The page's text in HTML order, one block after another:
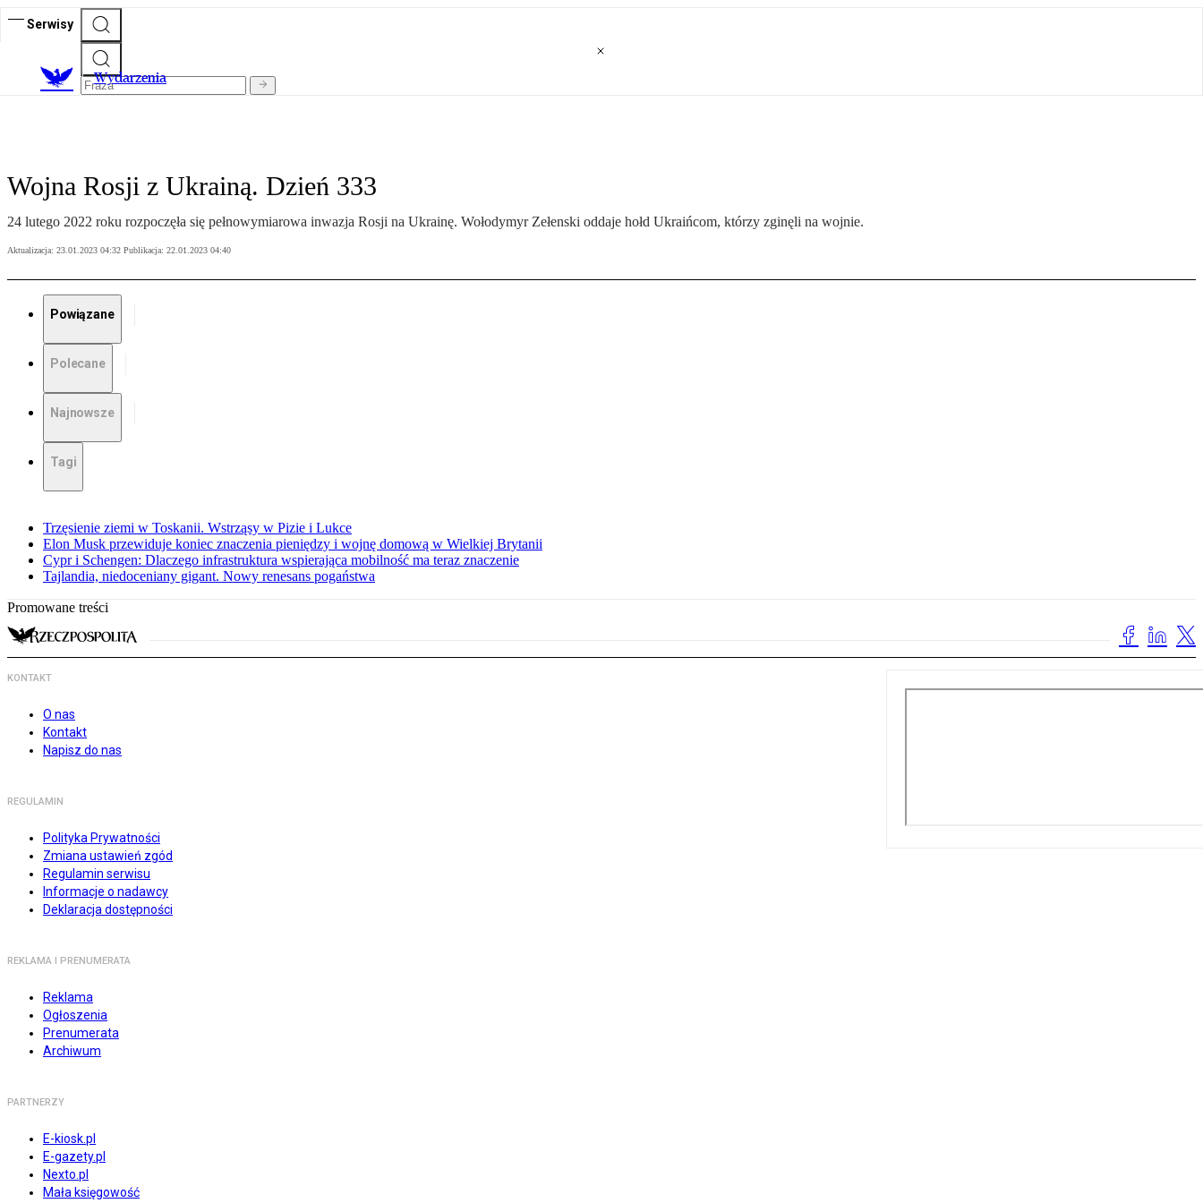
Serwisy
Wydarzenia
Wojna Rosji z Ukrainą. Dzień 333
24 lutego 2022 roku rozpoczęła się pełnowymiarowa inwazja Rosji na Ukrainę. Wołodymyr Zełenski oddaje hołd Ukraińcom, którzy zginęli na wojnie.
Aktualizacja: 23.01.2023 04:32 Publikacja: 22.01.2023 04:40
Powiązane
Polecane
Najnowsze
Tagi
Trzęsienie ziemi w Toskanii. Wstrząsy w Pizie i Lukce
Elon Musk przewiduje koniec znaczenia pieniędzy i wojnę domową w Wielkiej Brytanii
Cypr i Schengen: Dlaczego infrastruktura wspierająca mobilność ma teraz znaczenie
Tajlandia, niedoceniany gigant. Nowy renesans pogaństwa
Promowane treści
KONTAKT
O nas
Kontakt
Napisz do nas
REGULAMIN
Polityka Prywatności
Zmiana ustawień zgód
Regulamin serwisu
Informacje o nadawcy
Deklaracja dostępności
REKLAMA I PRENUMERATA
Reklama
Ogłoszenia
Prenumerata
Archiwum
PARTNERZY
E-kiosk.pl
E-gazety.pl
Nexto.pl
Mała księgowość